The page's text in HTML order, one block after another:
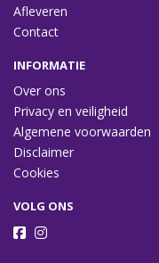
Afleveren
Contact
INFORMATIE
Over ons
Privacy en veiligheid
Algemene voorwaarden
Disclaimer
Cookies
VOLG ONS